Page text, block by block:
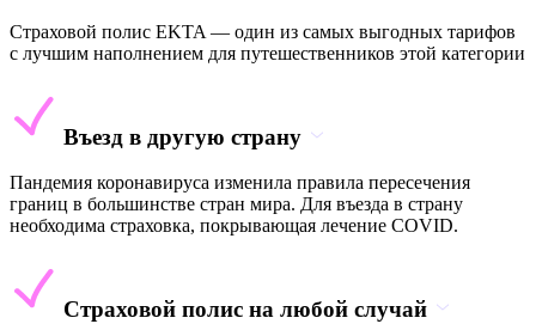
Страховой полис EKTA — один из самых выгодных тарифов
с лучшим наполнением для путешественников этой категории
Въезд в другую страну
Пандемия коронавируса изменила правила пересечения
границ в большинстве стран мира. Для въезда в страну
необходима страховка, покрывающая лечение COVID.
Страховой полис на любой случай